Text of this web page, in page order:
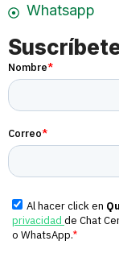
Whatsapp